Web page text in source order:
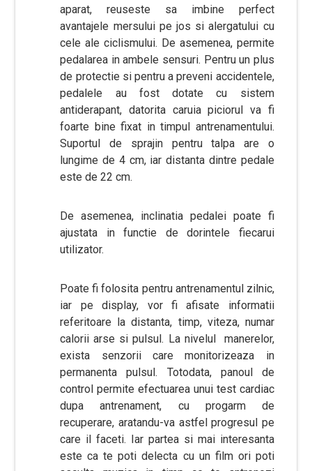
aparat, reuseste sa imbine perfect
avantajele mersului pe jos si alergatului cu
cele ale ciclismului. De asemenea, permite
pedalarea in ambele sensuri. Pentru un plus
de protectie si pentru a preveni accidentele,
pedalele au fost dotate cu sistem
antiderapant, datorita caruia piciorul va fi
foarte bine fixat in timpul antrenamentului.
Suportul de sprajin pentru talpa are o
lungime de 4 cm, iar distanta dintre pedale
este de 22 cm.
De asemenea, inclinatia pedalei poate fi
ajustata in functie de dorintele fiecarui
utilizator.
Poate fi folosita pentru antrenamentul zilnic,
iar pe display, vor fi afisate informatii
referitoare la distanta, timp, viteza, numar
calorii arse si pulsul. La nivelul manerelor,
exista senzorii care monitorizeaza in
permanenta pulsul. Totodata, panoul de
control permite efectuarea unui test cardiac
dupa antrenament, cu progarm de
recuperare, aratandu-va astfel progresul pe
care il faceti. Iar partea si mai interesanta
este ca te poti delecta cu un film ori poti